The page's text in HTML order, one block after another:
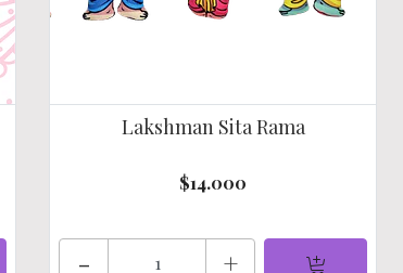
Lakshman Sita Rama
$14.000
- +